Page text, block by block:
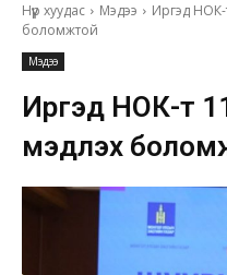
Нүүр хуудас Мэдээ
Иргэд НОК-
боломжтой
Мэдээ
Иргэд НОК-т
мэдүүлэх